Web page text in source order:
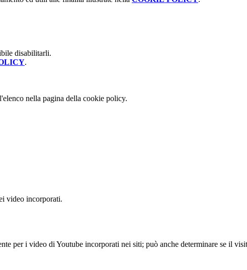
disabilitarli.
.
nella pagina della cookie policy.
video incorporati.
per i video di Youtube incorporati nei siti; può anche determinare se il